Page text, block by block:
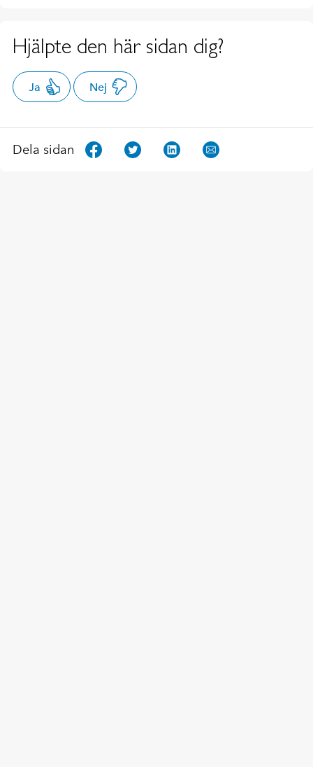
Hjälpte den här sidan dig?
Ja Nej
Dela sidan